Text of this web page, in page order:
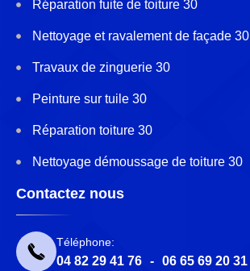
Réparation fuite de toiture 30
Nettoyage et ravalement de façade 30
Travaux de zinguerie 30
Peinture sur tuile 30
Réparation toiture 30
Nettoyage démoussage de toiture 30
Contactez nous
Téléphone:
04 82 29 41 76 - 06 65 69 20 31